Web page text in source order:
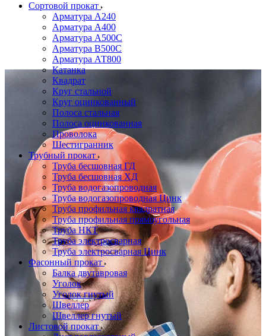
Сортовой прокат
Арматура А240
Арматура А400
Арматура А500C
Арматура В500С
Арматура АТ800
Катанка
Квадрат
Круг стальной
Круг оцинкованный
Полоса стальная
Полоса оцинкованная
Проволока
Шестигранник
Трубный прокат
Труба бесшовная ГД
Труба бесшовная ХД
Труба водогазопроводная
Труба водогазопроводная Цинк
Труба профильная квадратная
Труба профильная прямоугольная
Труба НКТ
Труба электросварная
Труба электросварная Цинк
Фасонный прокат
Балка двутавровая
Уголок
Уголок гнутый
Швеллер
Швеллер гнутый
Листовой прокат